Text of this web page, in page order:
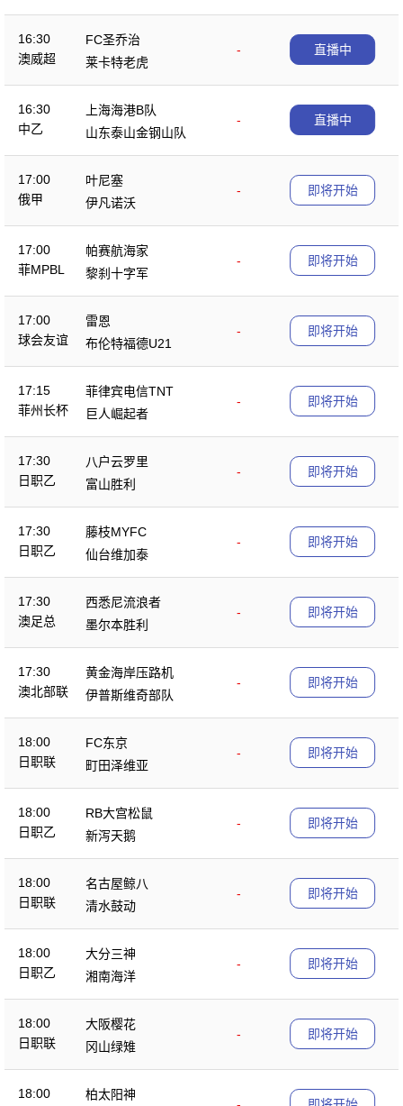
16:30
澳威超
FC圣乔治
-
莱卡特老虎
直播中
16:30
中乙
上海海港B队
-
山东泰山金钢山队
直播中
17:00
俄甲
叶尼塞
-
伊凡诺沃
即将开始
17:00
菲MPBL
帕赛航海家
-
黎刹十字军
即将开始
17:00
球会友谊
雷恩
-
布伦特福德U21
即将开始
17:15
菲州长杯
菲律宾电信TNT
-
巨人崛起者
即将开始
17:30
日职乙
八户云罗里
-
富山胜利
即将开始
17:30
日职乙
藤枝MYFC
-
仙台维加泰
即将开始
17:30
澳足总
西悉尼流浪者
-
墨尔本胜利
即将开始
17:30
澳北部联
黄金海岸压路机
-
伊普斯维奇部队
即将开始
18:00
日职联
FC东京
-
町田泽维亚
即将开始
18:00
日职乙
RB大宫松鼠
-
新泻天鹅
即将开始
18:00
日职联
名古屋鲸八
-
清水鼓动
即将开始
18:00
日职乙
大分三神
-
湘南海洋
即将开始
18:00
日职联
大阪樱花
-
冈山绿雉
即将开始
18:00
柏太阳神